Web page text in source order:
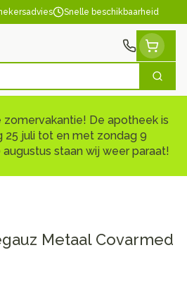
Snelle beschikbaarheid
Zoek
De apotheek is
25 juli tot en met zondag 9
staan wij weer paraat!
Metaal Covarmed